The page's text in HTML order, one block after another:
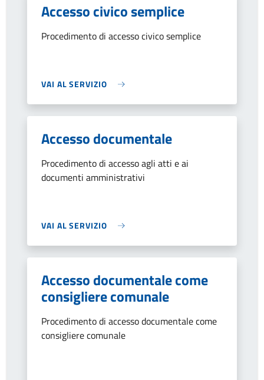
Accesso civico semplice
Procedimento di accesso civico semplice
VAI AL SERVIZIO
Accesso documentale
Procedimento di accesso agli atti e ai
documenti amministrativi
VAI AL SERVIZIO
Accesso documentale come
consigliere comunale
Procedimento di accesso documentale come
consigliere comunale